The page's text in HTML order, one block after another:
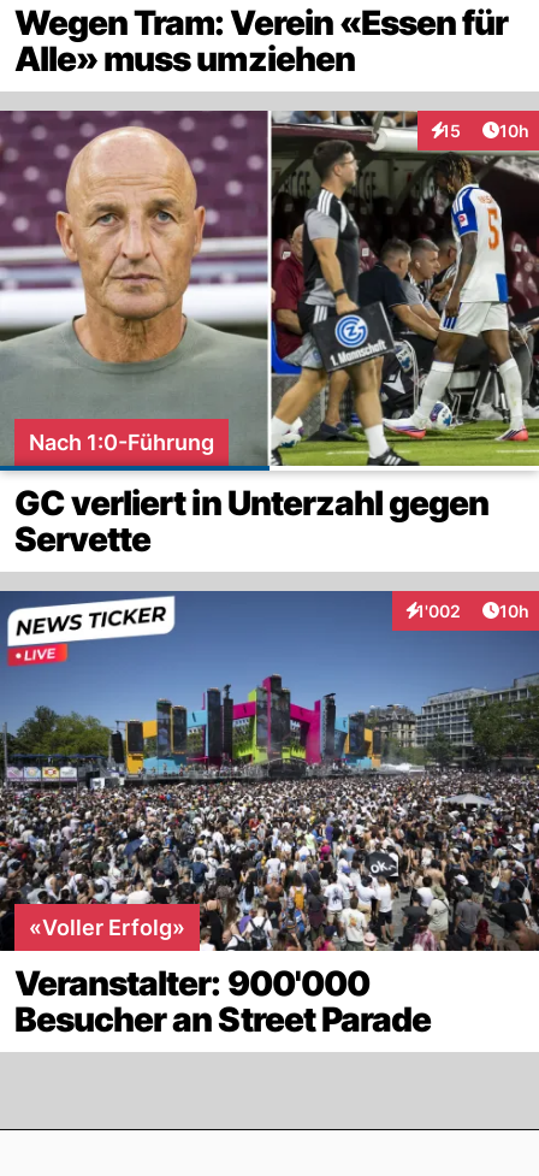
Wegen Tram: Verein «Essen für
Alle» muss umziehen
15
Interaktionen
10h
Nach 1:0-Führung
GC verliert in Unterzahl gegen
Servette
1'002
Interaktionen10h
«Voller Erfolg»
Veranstalter: 900'000
Besucher an Street Parade